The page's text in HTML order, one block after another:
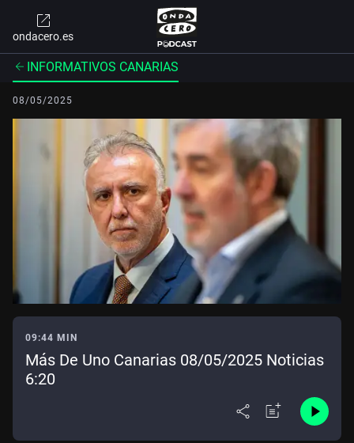
ondacero.es
INFORMATIVOS CANARIAS
08/05/2025
09:44 MIN
Más De Uno Canarias 08/05/2025 Noticias
6:20